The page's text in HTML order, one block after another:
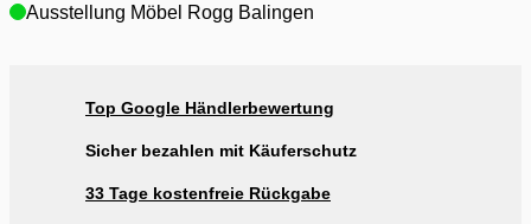
Ausstellung Möbel Rogg Balingen
Top Google Händlerbewertung
Sicher bezahlen mit Käuferschutz
33 Tage kostenfreie Rückgabe